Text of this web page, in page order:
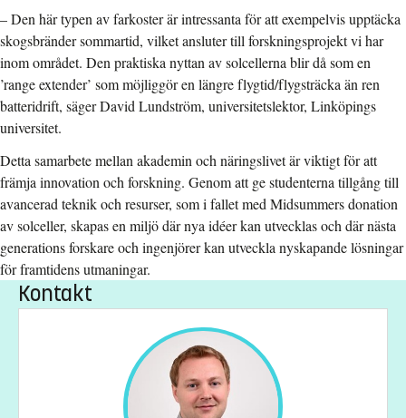
–Den här typen av farkoster är intressanta för att exempelvis upptäcka
skogsbränder sommartid, vilket ansluter till forskningsprojekt vi har
inom området. Den praktiska nyttan av solcellerna blir då som en
’range extender’ som möjliggör en längre flygtid/flygsträcka än ren
batteridrift, säger David Lundström, universitetslektor, Linköpings
universitet.
Detta samarbete mellan akademin och näringslivet är viktigt för att
främja innovation och forskning. Genom att ge studenterna tillgång till
avancerad teknik och resurser, som i fallet med Midsummers donation
av solceller, skapas en miljö där nya idéer kan utvecklas och där nästa
generations forskare och ingenjörer kan utveckla nyskapande lösningar
för framtidens utmaningar.
Kontakt